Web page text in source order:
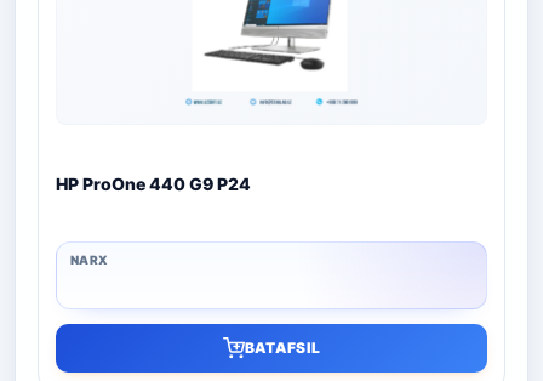
HP ProOne 440 G9 P24
BATAFSIL